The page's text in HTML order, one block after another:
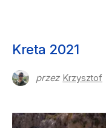
Kreta 2021
przez Krzysztof